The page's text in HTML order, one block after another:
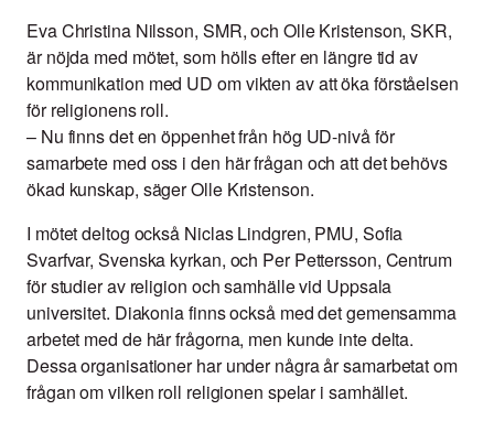
Eva Christina Nilsson, SMR, och Olle Kristenson, SKR,
är nöjda med mötet, som hölls efter en längre tid av
kommunikation med UD om vikten av att öka förståelsen
för religionens roll.
– Nu finns det en öppenhet från hög UD-nivå för
samarbete med oss i den här frågan och att det behövs
ökad kunskap, säger Olle Kristenson.
I mötet deltog också Niclas Lindgren, PMU, Sofia
Svarfvar, Svenska kyrkan, och Per Pettersson, Centrum
för studier av religion och samhälle vid Uppsala
universitet. Diakonia finns också med det gemensamma
arbetet med de här frågorna, men kunde inte delta.
Dessa organisationer har under några år samarbetat om
frågan om vilken roll religionen spelar i samhället.